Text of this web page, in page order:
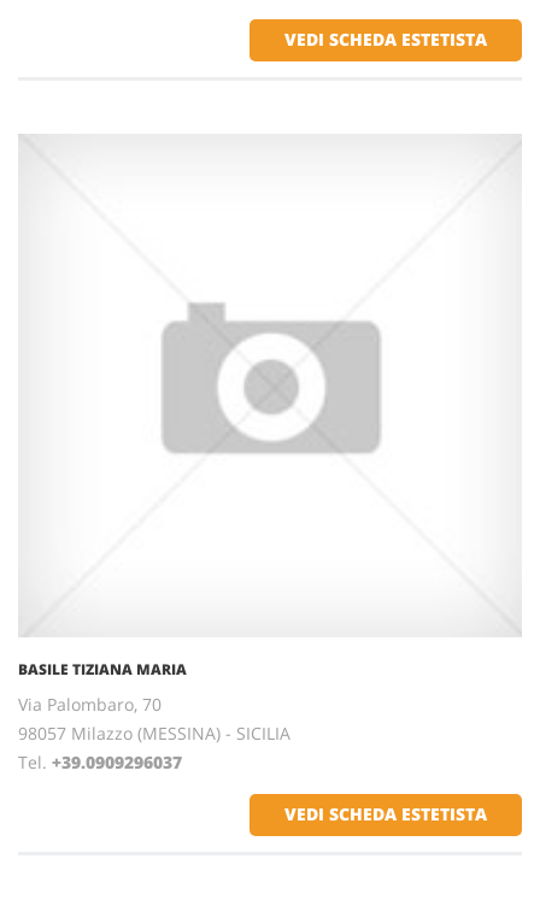
VEDI SCHEDA ESTETISTA
BASILE TIZIANA MARIA
Via Palombaro, 70
98057 Milazzo (MESSINA) - SICILIA
Tel. +39.0909296037
VEDI SCHEDA ESTETISTA